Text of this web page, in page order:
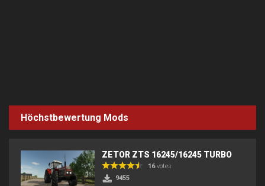
Höchstbewertung Mods
ZETOR ZTS 16245/16245 TURBO
16votes
9455